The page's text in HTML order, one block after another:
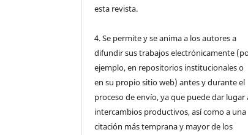
esta revista.
4. Se permite y se anima a los autores a
difundir sus trabajos electrónicamente
ejemplo, en repositorios institucionales o
en su propio sitio web) antes y durante el
proceso de envío, ya que puede dar lugar
intercambios productivos, así como a una
citación más temprana y mayor de los